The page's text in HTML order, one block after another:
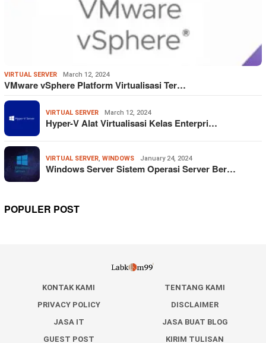
VIRTUAL SERVER March 12, 2024
VMware vSphere Platform Virtualisasi Ter…
VIRTUAL SERVER March 12, 2024
Hyper-V Alat Virtualisasi Kelas Enterpri…
VIRTUAL SERVER, WINDOWS January 24, 2024
Windows Server Sistem Operasi Server Ber…
POPULER POST
KONTAK KAMI
TENTANG KAMI
PRIVACY POLICY
DISCLAIMER
JASA IT
JASA BUAT BLOG
GUEST POST
KIRIM TULISAN